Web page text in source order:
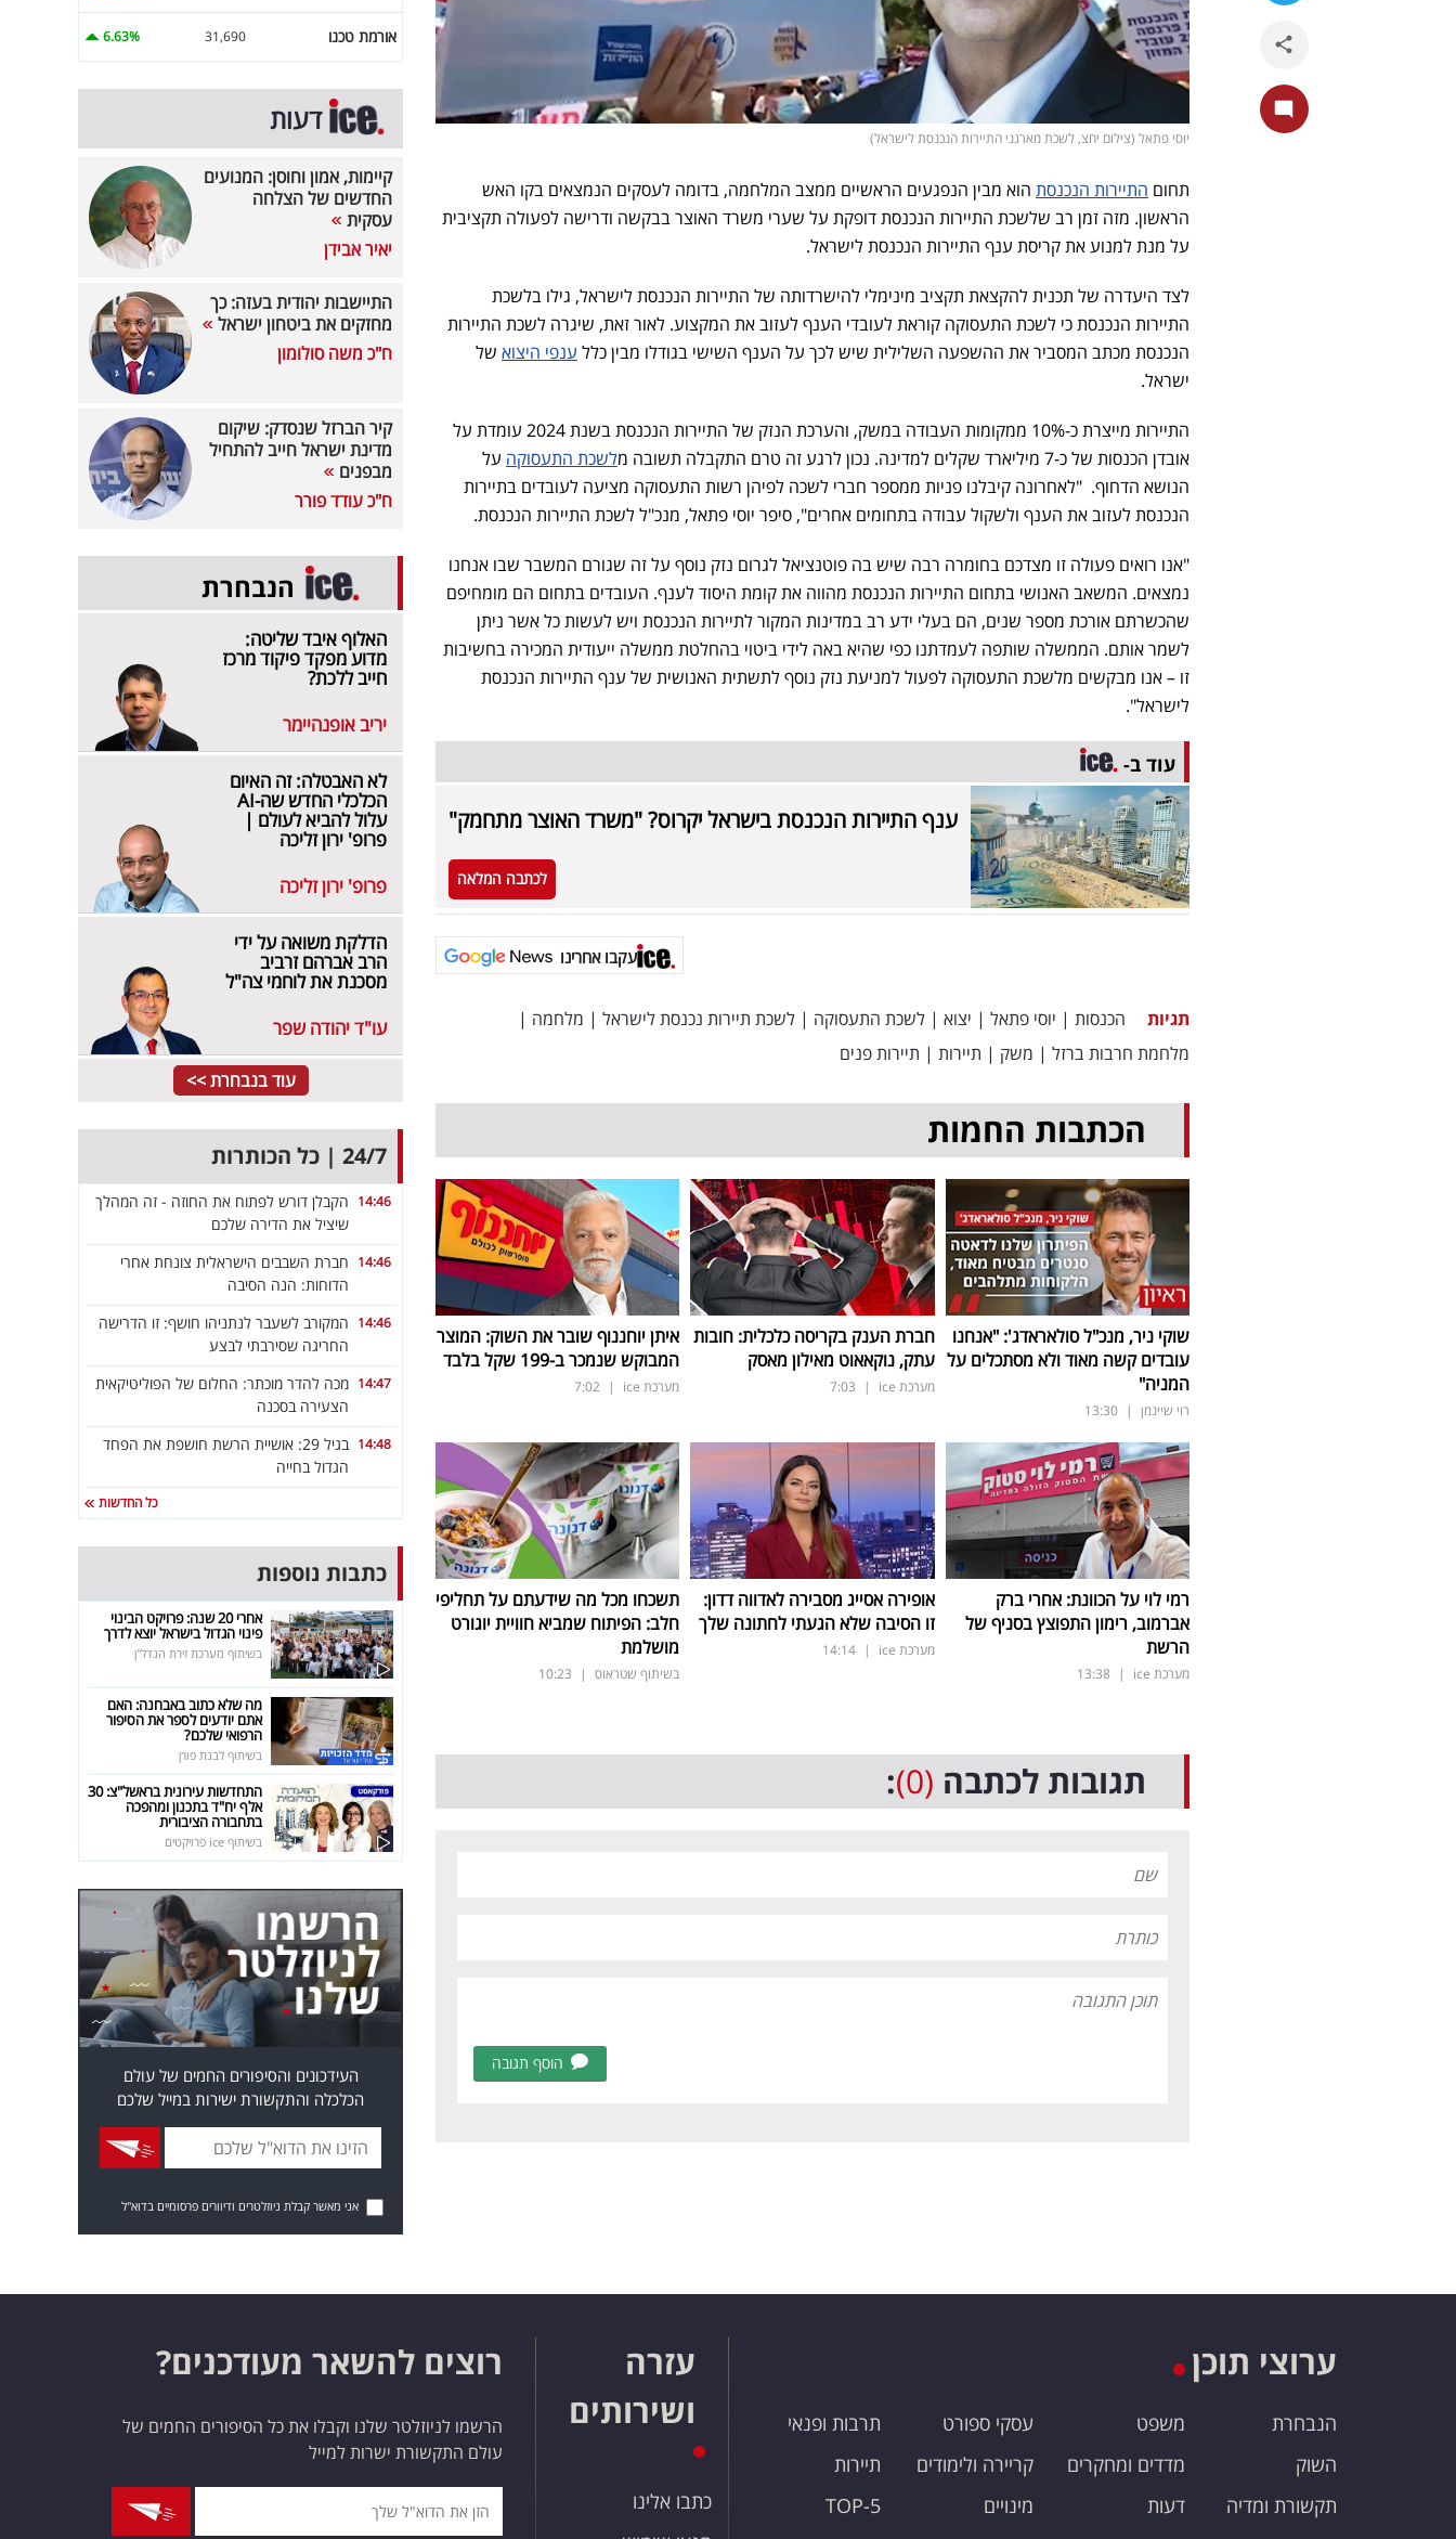
יוסי פתאל (צילום יחצ, לשכת מארגני התיירות הנכנסת לישראל)
תחום התיירות הנכנסת הוא מבין הנפגעים הראשיים ממצב המלחמה, בדומה לעסקים הנמצאים בקו האש
הראשון. מזה זמן רב שלשכת התיירות הנכנסת דופקת על שערי משרד האוצר בבקשה ודרישה לפעולה תקציבית
על מנת למנוע את קריסת ענף התיירות הנכנסת לישראל.
לצד היעדרה של תכנית להקצאת תקציב מינימלי להישרדותה של התיירות הנכנסת לישראל, גילו בלשכת
התיירות הנכנסת כי לשכת התעסוקה קוראת לעובדי הענף לעזוב את המקצוע. לאור זאת, שיגרה לשכת התיירות
הנכנסת מכתב המסביר את ההשפעה השלילית שיש לכך על הענף השישי בגודלו מבין כלל ענפי היצוא של
ישראל.
התיירות מייצרת כ-10% ממקומות העבודה במשק, והערכת הנזק של התיירות הנכנסת בשנת 2024 עומדת על
אובדן הכנסות של כ-7 מיליארד שקלים למדינה. נכון לרגע זה טרם התקבלה תשובה מ
לשכת התעסוקה על
הנושא הדחוף. "לאחרונה קיבלנו פניות ממספר חברי לשכה לפיהן רשות התעסוקה מציעה לעובדים בתיירות
הנכנסת לעזוב את הענף ולשקול עבודה בתחומים אחרים", סיפר יוסי פתאל, מנכ"ל לשכת התיירות הנכנסת.
"אנו רואים פעולה זו מצדכם בחומרה רבה שיש בה פוטנציאל לגרום נזק נוסף על זה שגורם המשבר שבו אנחנו
נמצאים. המשאב האנושי בתחום התיירות הנכנסת מהווה את קומת היסוד לענף. העובדים בתחום הם מומחיפם
שהכשרתם אורכת מספר שנים, הם בעלי ידע רב במדינות המקור לתיירות הנכנסת ויש לעשות כל אשר ניתן
לשמר אותם. הממשלה שותפה לעמדתנו כפי שהיא באה לידי ביטוי בהחלטת ממשלה ייעודית המכירה בחשיבות
זו – אנו מבקשים מלשכת התעסוקה לפעול למניעת נזק נוסף לתשתית האנושית של ענף התיירות הנכנסת
לישראל".
עוד ב-
ענף התיירות הנכנסת בישראל יקרוס? "משרד האוצר מתחמק"
לכתבה המלאה
עקבו אחרינו
תגיות הכנסות | יוסי פתאל | יצוא | לשכת התעסוקה | לשכת תיירות נכנסת לישראל | מלחמה |
מלחמת חרבות ברזל | משק | תיירות | תיירות פנים
הכתבות החמות
שוקי ניר, מנכ"ל סולאראדג': "אנחנו
עובדים קשה מאוד ולא מסתכלים על
המניה"
רוי שיינמן |
13:30
חברת הענק בקריסה כלכלית: חובות
עתק, נוקאאוט מאילון מאסק
מערכת ice |
7:03
איתן יוחננוף שובר את השוק: המוצר
המבוקש שנמכר ב-199 שקל בלבד
מערכת ice |
7:02
רמי לוי על הכוונת: אחרי ברק
אברמוב, רימון התפוצץ בסניף של
הרשת
מערכת ice |
13:38
אופירה אסייג מסבירה לאדווה דדון:
זו הסיבה שלא הגעתי לחתונה שלך
מערכת ice |
14:14
תשכחו מכל מה שידעתם על תחליפי
חלב: הפיתוח שמביא חוויית יוגורט
מושלמת
בשיתוף שטראוס |
10:23
תגובות לכתבה (0)
:
הוסף תגובה
אורמת טכנו 31,690
6.63%
דעות
קיימות, אמון וחוסן: המנועים
החדשים של הצלחה
עסקית
יאיר אבידן
התיישבות יהודית בעזה: כך
מחזקים את ביטחון ישראל
ח"כ משה סולומון
קיר הברזל שנסדק: שיקום
מדינת ישראל חייב להתחיל
מבפנים
ח"כ עודד פורר
הנבחרת
האלוף איבד שליטה:
מדוע מפקד פיקוד מרכז
חייב ללכת?
יריב אופנהיימר
לא האבטלה: זה האיום
הכלכלי החדש שה-AI
עלול להביא לעולם |
פרופ' ירון זליכה
פרופ' ירון זליכה
הדלקת משואה על ידי
הרב אברהם זרביב
מסכנת את לוחמי צה"ל
עו"ד יהודה שפר
עוד בנבחרת >>
24/7 | כל הכותרות
14:46 הקבלן דורש לפתוח את החוזה - זה המהלך
שיציל את הדירה שלכם
14:46 חברת השבבים הישראלית צונחת אחרי
הדוחות: הנה הסיבה
14:46 המקורב לשעבר לנתניהו חושף: זו הדרישה
החריגה שסירבתי לבצע
14:47 מכה להדר מוכתר: החלום של הפוליטיקאית
הצעירה בסכנה
14:48
בגיל 29: אושיית הרשת חושפת את הפחד
הגדול בחייה
כל החדשות
כתבות נוספות
אחרי 20 שנה: פרויקט הבינוי
פינוי הגדול בישראל יוצא לדרך
בשיתוף מערכת זירת הנדל"ן
מה שלא כתוב באבחנה: האם
אתם יודעים לספר את הסיפור
הרפואי שלכם?
בשיתוף לבנת פורן
התחדשות עירונית בראשל"צ: 30
אלף יח"ד בתכנון ומהפכה
בתחבורה הציבורית
בשיתוף ice פרויקטים
העידכונים והסיפורים החמים של עולם
הכלכלה והתקשורת ישירות במייל שלכם
אני מאשר קבלת ניוזלטרים ודיוורים פרסומיים בדוא"ל
ערוצי תוכן
הנבחרת
השוק
תקשורת ומדיה
משפט
מדדים ומחקרים
דעות
עסקי ספורט
קריירה ולימודים
מינויים
תרבות ופנאי
תיירות
TOP-5
עזרה
ושירותים
כתבו אלינו
רוצים להשאר מעודכנים?
הרשמו לניוזלטר שלנו וקבלו את כל הסיפורים החמים של
עולם התקשורת ישרות למייל